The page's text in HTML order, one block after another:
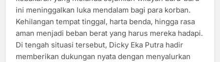
ini meninggalkan luka mendalam bagi para korban.
Kehilangan tempat tinggal, harta benda, hingga rasa
aman menjadi beban berat yang harus mereka hadapi.
Di tengah situasi tersebut, Dicky Eka Putra hadir
memberikan dukungan nyata dengan menyalurkan